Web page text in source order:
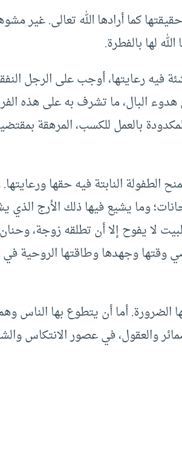
كما أرادها الله تعالى. غير
لها بالفطرة.
فيه رعايتها، أوجب على الرجل
البال، ما تشرف به على هذه
بالعمل للكسب، المرهقة
الطفولة النابتة فيه حقها
وما يشيع فيها ذلك الأرج الذي
لا يفوح إلا أن تطلقه زوجة،
وقتها وجهدها وطاقتها الروحية
الضرورة. أما أن يتطوع بها الناس
والعقول، في عصور الانتكاس